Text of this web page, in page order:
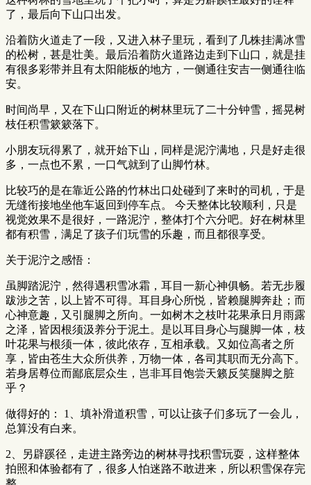
了，最后向下山口出发。
沿着防火道走了一段，又进入林子里玩，看到了几株挂满冰雪
的松树，甚是壮美。最后沿着防火道路边走到下山口，就是挂
有很多彩带并且有太阳能板的地方，一侧通往安吉一侧通往临
安。
时间尚早，又在下山口附近的树林里玩了二十分钟雪，摇晃树
枝任积雪簌簌落下。
小朋友玩得累了，就开始下山，同样是泥泞满地，只是好走很
多，一点也不累，一口气就到了山脚竹林。
比较巧的是在靠近公路的竹林出口处碰到了来时的司机，于是
无缝衔接地坐他车返回到停车点。 今天整体比较顺利，只是
视觉效果不是很好，一路泥泞，整体打个六分吧。好在树林里
都有积雪，满足了孩子们玩雪的乐趣，而且都很享受。
关于泥泞之感悟：
虽脚踏泥泞，然得遇积雪冰霜，耳目一新心神俱畅。若无步履
跋涉之苦，以上皆不可得。耳目身心所悦，皆赖腿脚奔赴；而
心神意趣，又引腿脚之所向。一如树木之枝叶花果承日月雨露
之泽，皆因根须汲养分于泥土。是以耳目身心与腿脚一体，枝
叶花果与根须一体，彼此依存，互相承载。又如位高者之所
享，皆由苍生大众所供养，万物一体，各司其职而无分高下。
若身居尊位而鄙底层众生，岂非耳目饱尝天籁反笑腿脚之脏
乎？
做得好的： 1、填补滑道积雪，可以让孩子们多玩了一会儿，
总算没有白来。
2、另辟蹊径，走进主路旁边的树林寻找积雪玩耍，这样整体
拍照和体验都有了，很多人怕迷路不敢进来，所以积雪保存完